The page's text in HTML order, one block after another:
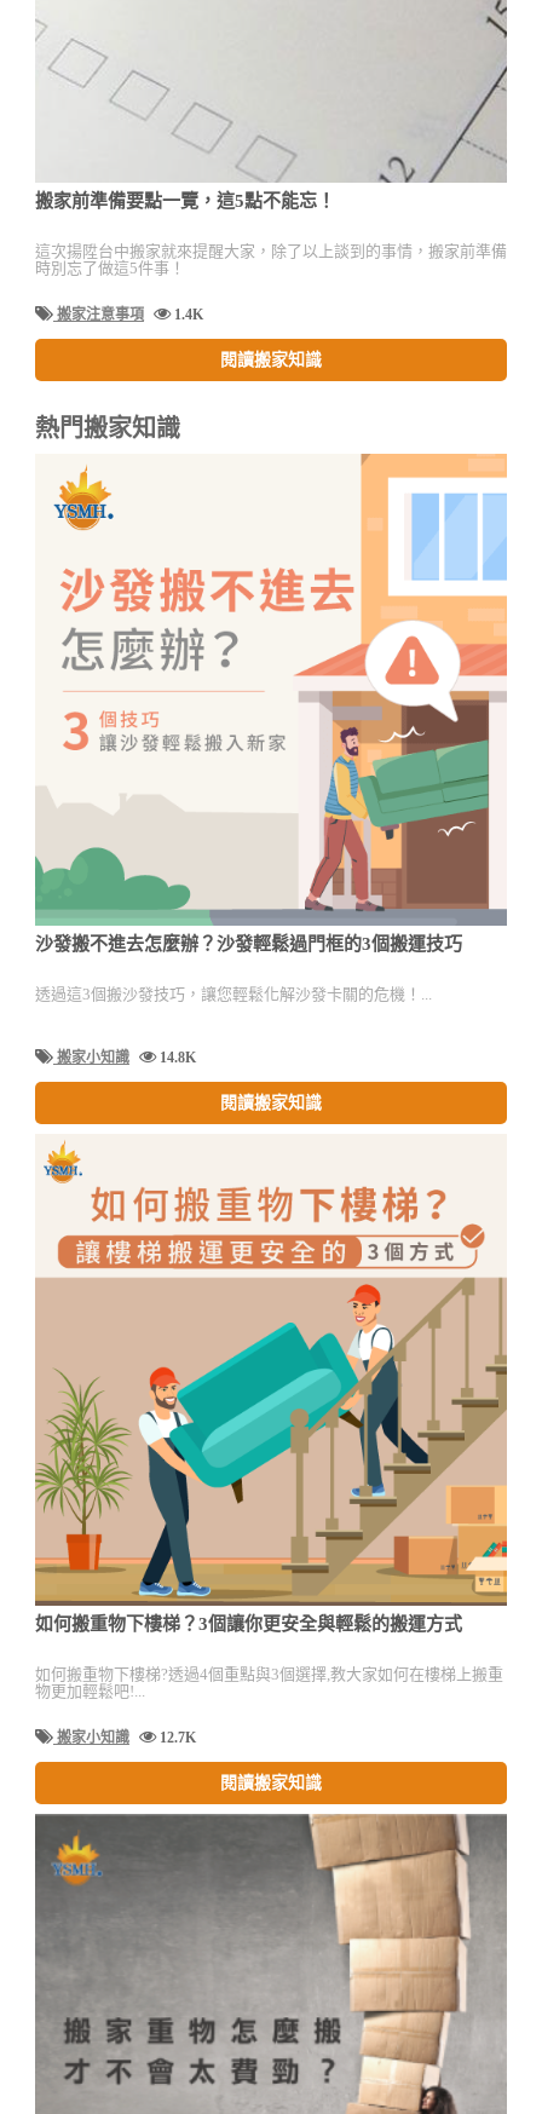
搬家前準備要點一覽，這5點不能忘！
這次揚陞台中搬家就來提醒大家，除了以上談到的事情，搬家前準備
時別忘了做這5件事！
搬家注意事項 1.4K
閱讀搬家知識
熱門搬家知識
沙發搬不進去怎麼辦？沙發輕鬆過門框的3個搬運技巧
透過這3個搬沙發技巧，讓您輕鬆化解沙發卡關的危機！...
搬家小知識 14.8K
閱讀搬家知識
如何搬重物下樓梯？3個讓你更安全與輕鬆的搬運方式
如何搬重物下樓梯?透過4個重點與3個選擇,教大家如何在樓梯上搬重
物更加輕鬆吧!...
搬家小知識 12.7K
閱讀搬家知識